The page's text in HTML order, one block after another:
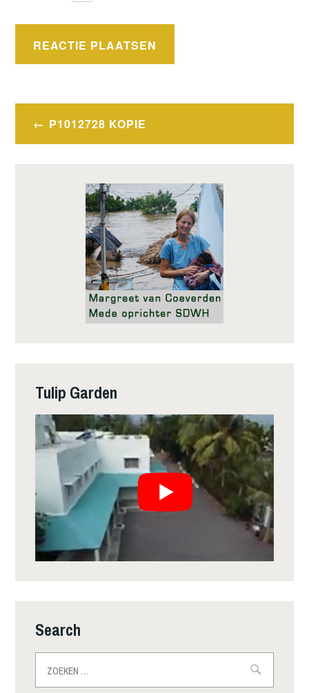
Bericht
navigatie
P1012728 KOPIE
Tulip Garden
Search
naar: